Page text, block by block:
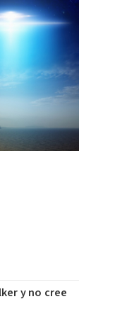
y no cree